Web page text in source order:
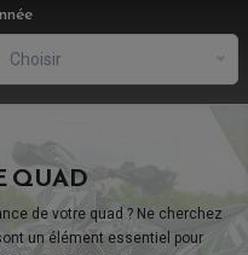
Choisir
QUAD
de votre quad ? Ne cherchez
un élément essentiel pour